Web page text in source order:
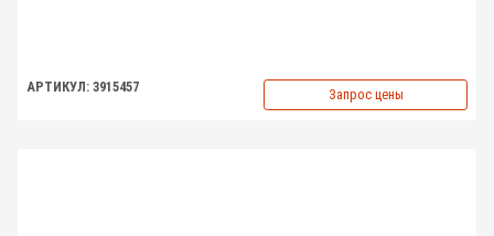
АРТИКУЛ: 3915457 Запрос цены